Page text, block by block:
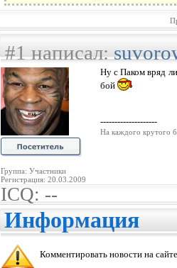
#1 написал:
Группа: Участники
Регистрация: 20.03.2009
Ну с Паком вряд
бой
--------------------
На каждого крутого
ICQ: --
Информация
Комментировать новости на